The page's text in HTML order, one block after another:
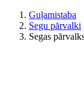
Guļamistaba
Segu pārvalki
Segas